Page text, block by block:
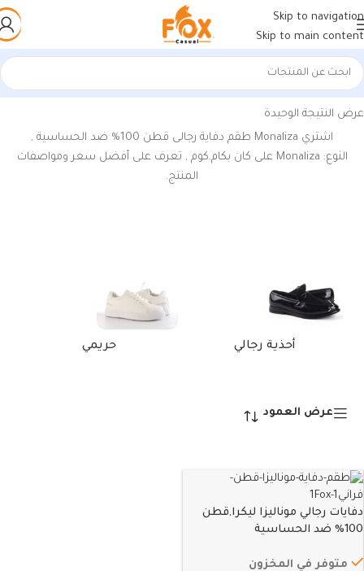
Skip to navigation
Skip to main content
الرئيسية/منتجات تحت الوسم “دفايات موناليزا رجالي”
عرض النتيجة الوحيدة
اشتري Monaliza
طقم دفاية رجالى قطن 100% ضد الحساسية ,
النوع: Monaliza على كان بكام.كوم , تعرف على أفضل سعر ومواصفات
المنتج.
أحذية رجالي حريمي
عرض العمود
دفايات رجالي موناليزا ليكرا,قطن
100% ضد الحساسية
متوفر في المخزون